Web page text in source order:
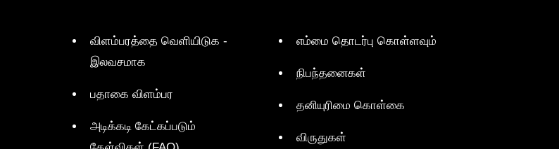
விளம்பரத்தை வெளியிடுக -
இலவசமாக
பதாகை விளம்பர
அடிக்கடி கேட்கப்படும்
எம்மை தொடர்பு கொள்ளவும்
நிபந்தனைகள்
தனியுரிமை கொள்கை
விருதுகள்